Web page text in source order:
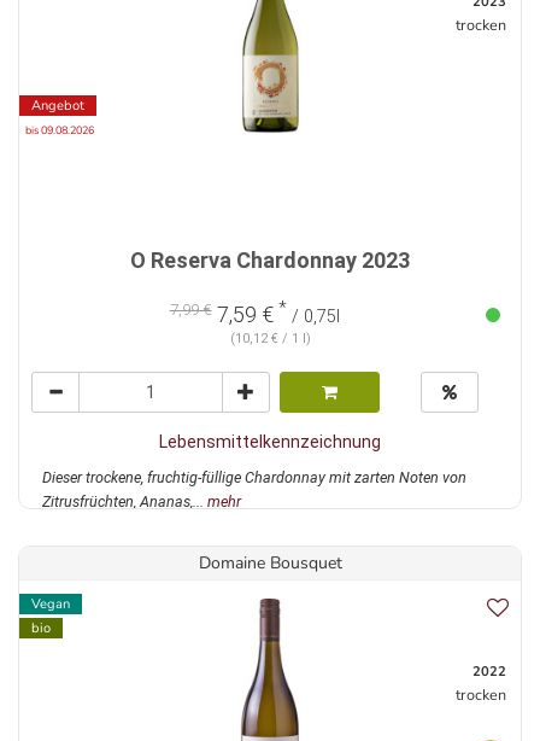
Angebot
bis 09.08.2026
trocken
O Reserva Chardonnay 2023
7,99 €7,59 € * / 0,75l
(10,12 € / 1 l)
Lebensmittelkennzeichnung
Dieser trockene, fruchtig-füllige Chardonnay mit zarten Noten von
Zitrusfrüchten, Ananas,... mehr
Domaine Bousquet
Vegan
bio
2022
trocken